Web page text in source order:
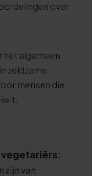
over
het algemeen
zeldzame
mensen die
zijn van